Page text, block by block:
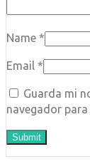
Name *
Email *
Guarda mi
navegador